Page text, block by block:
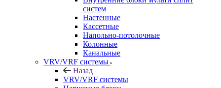
систем
Настенные
Кассетные
Напольно-потолочные
Колонные
Канальные
VRV/VRF системы
Назад
VRV/VRF системы